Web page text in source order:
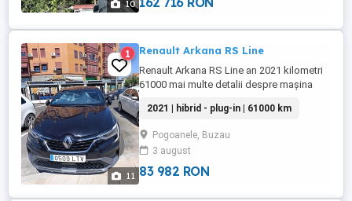
10
11
1 Renault Arkana RS Line
Renault Arkana RS Line an 2021 kilometri
61000 mai multe detalii despre mașina
2021 | hibrid - plug-in | 61000 km
Pogoanele, Buzau
3 august
83 982 RON